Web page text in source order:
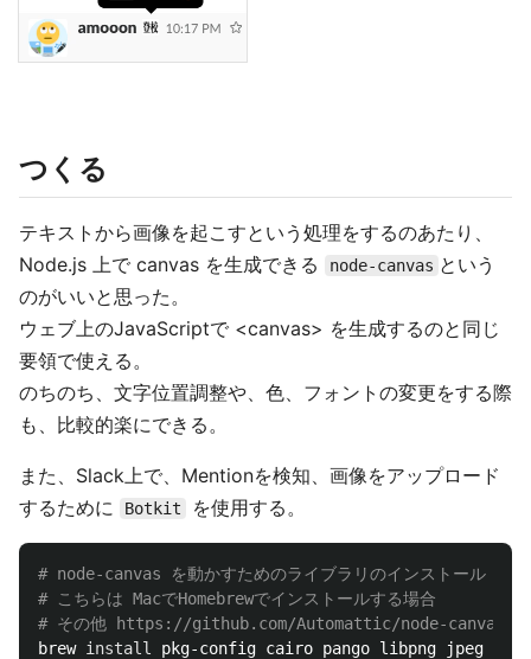
つくる
テキストから画像を起こすという処理をするのあたり、
Node.js 上で canvas を生成できる
node-canvas という
のがいいと思った。
ウェブ上のJavaScriptで <canvas> を生成するのと同じ
要領で使える。
のちのち、文字位置調整や、色、フォントの変更をする際
も、比較的楽にできる。
また、Slack上で、Mentionを検知、画像をアップロード
するために
Botkit を使用する。
# node-canvas を動かすためのライブラリのインストール
# こちらは MacでHomebrewでインストールする場合
# その他 https://github.com/Automattic/node-
brew install pkg-config cairo pango libpng jpeg